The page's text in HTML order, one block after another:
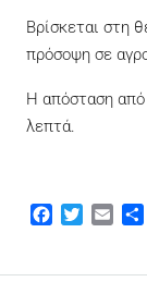
Βρίσκεται στη
πρόσοψη σε
Η απόσταση από
λεπτά.
Facebook
TwitterEmail